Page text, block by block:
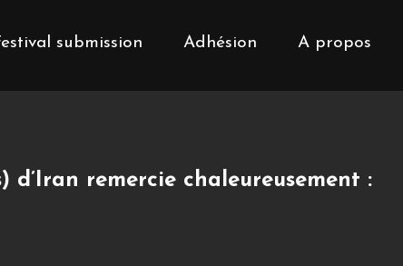
submission Adhésion A propos
d’Iran remercie chaleureusement :